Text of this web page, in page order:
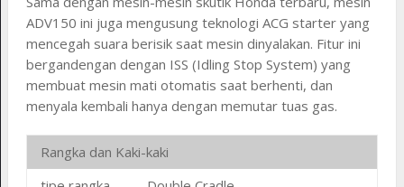
ADV150 ini juga mengusung teknologi ACG starter yang
mencegah suara berisik saat mesin dinyalakan. Fitur ini
bergandengan dengan ISS (Idling Stop System) yang
membuat mesin mati otomatis saat berhenti, dan
menyala kembali hanya dengan memutar tuas gas.
Rangka dan Kaki-kaki